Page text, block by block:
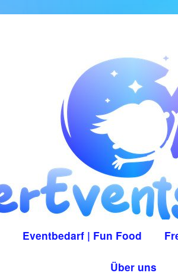
Eventbedarf | Fun Food
Über uns